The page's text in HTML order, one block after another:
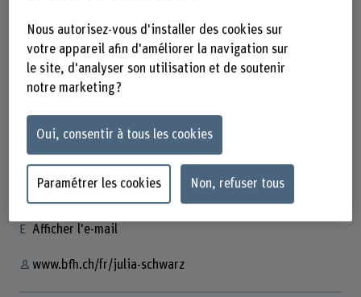
Dr. Julia Schwarz
Wissenschaftliche Mitarbeiterin
Contact
+41 31 910 21 14
Afficher l'e-mail
www.bfh.ch/fr/julia-schwarz
Nous autorisez-vous d'installer des cookies sur
votre appareil afin d'améliorer la navigation sur
le site, d'analyser son utilisation et de soutenir
notre marketing ?
Oui, consentir à tous les cookies
Paramétrer les cookies Non, refuser tous